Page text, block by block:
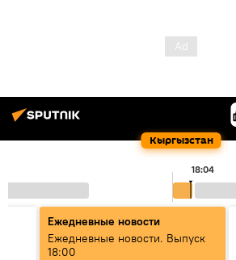
Кыргызстан
18:04
Ежедневные новости
Ежедневные новости. Выпуск
18:00